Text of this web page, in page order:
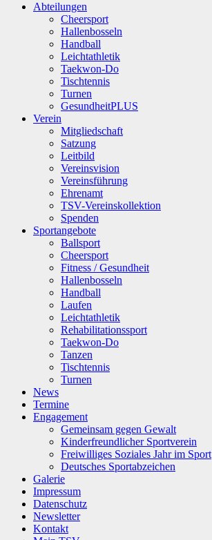
SuchenAbteilungen
Cheersport
Hallenbosseln
Handball
Leichtathletik
Taekwon-Do
Tischtennis
Turnen
GesundheitPLUS
Verein
Mitgliedschaft
Satzung
Leitbild
Vereinsvision
Vereinsführung
Ehrenamt
TSV-Vereinskollektion
Spenden
Sportangebote
Ballsport
Cheersport
Fitness / Gesundheit
Hallenbosseln
Handball
Laufen
Leichtathletik
Rehabilitationssport
Taekwon-Do
Tanzen
Tischtennis
Turnen
News
Termine
Engagement
Gemeinsam gegen Gewalt
Kinderfreundlicher Sportverein
Freiwilliges Soziales Jahr im Sport
Deutsches Sportabzeichen
Galerie
Impressum
Datenschutz
Newsletter
Kontakt